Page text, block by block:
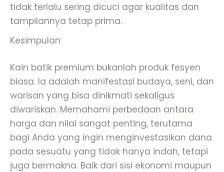
tidak terlalu sering dicuci agar kualitas dan
tampilannya tetap prima.
Kesimpulan
Kain batik premium bukanlah produk fesyen
biasa. Ia adalah manifestasi budaya, seni, dan
warisan yang bisa dinikmati sekaligus
diwariskan. Memahami perbedaan antara
harga dan nilai sangat penting, terutama
bagi Anda yang ingin menginvestasikan dana
pada sesuatu yang tidak hanya indah, tetapi
juga bermakna. Baik dari sisi ekonomi maupun